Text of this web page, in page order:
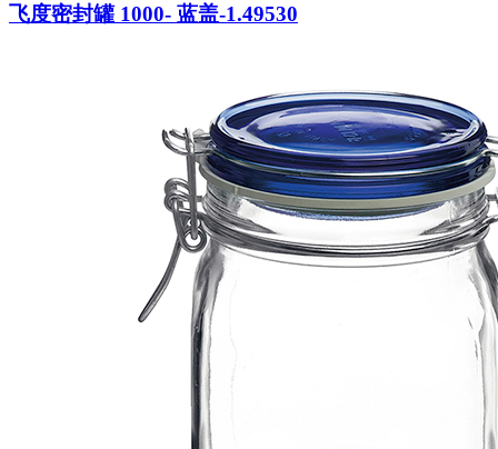
飞度密封罐 1000- 蓝盖-1.49530